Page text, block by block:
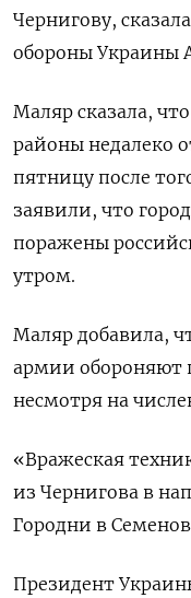
Чернигову,
обороны Украины
Маляр сказала,
районы недалеко
пятницу после
заявили, что
поражены
утром.
Маляр добавила,
армии обороняют
несмотря на
«Вражеская
из Чернигова в
Городни в
Президент